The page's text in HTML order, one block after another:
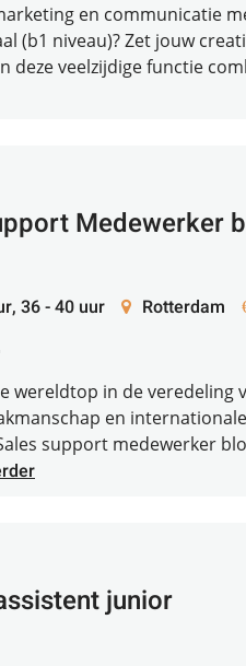
en communicatie
(b1 niveau)? Zet jouw
deze veelzijdige functie
Medewerker
36 - 40 uur Rotterdam
wereldtop in de veredeling
en
support medewerker
junior